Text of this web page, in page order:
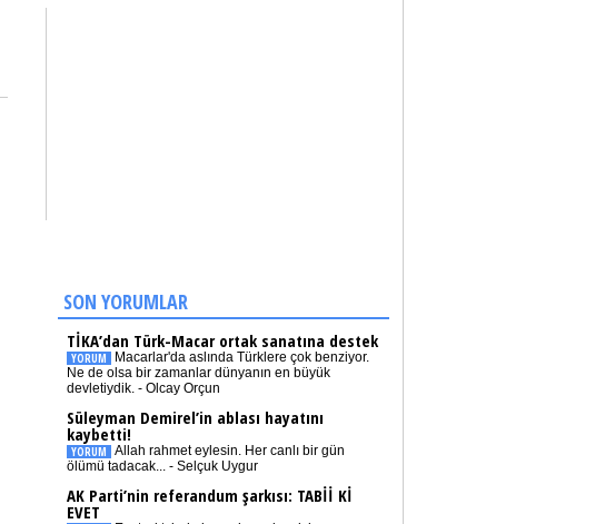
SON YORUMLAR
TİKA’dan Türk-Macar ortak sanatına destek
YORUM
Macarlar'da aslında Türklere çok benziyor.
Ne de olsa bir zamanlar dünyanın en büyük
devletiydik. - Olcay Orçun
Süleyman Demirel’in ablası hayatını
kaybetti!
YORUM Allah rahmet eylesin. Her canlı bir gün
ölümü tadacak... - Selçuk Uygur
AK Parti’nin referandum şarkısı: TABİİ Kİ
EVET